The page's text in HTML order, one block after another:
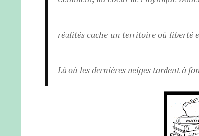
réalités cache un territoire où liberté
Là où les dernières neiges tardent à